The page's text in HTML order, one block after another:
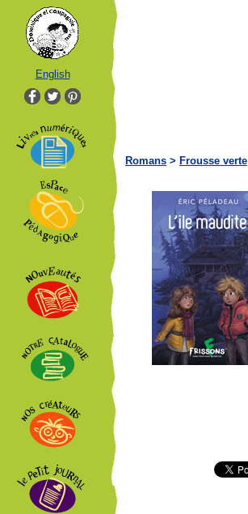
English
Romans > Frousse verte